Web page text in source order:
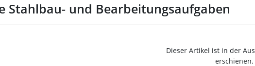
Stahlbau- und Bearbeitungsaufgaben
Dieser Artikel ist in der
erschienen.